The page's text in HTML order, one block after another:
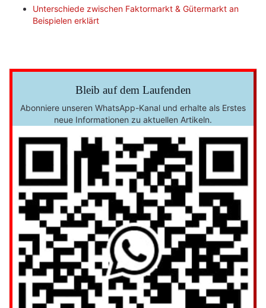
Unterschiede zwischen Faktormarkt & Gütermarkt an
Beispielen erklärt
Bleib auf dem Laufenden
Abonniere unseren WhatsApp-Kanal und erhalte als Erstes
neue Informationen zu aktuellen Artikeln.